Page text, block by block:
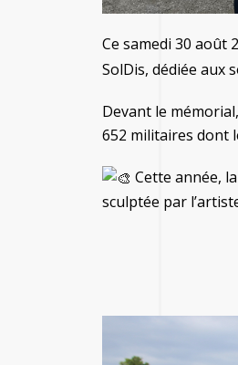
Ce samedi 30 août
SolDis, dédiée aux
Devant le
652 militaires dont
Cette année,
sculptée par